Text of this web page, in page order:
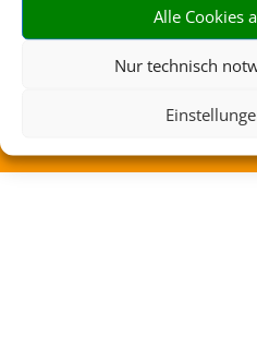
Alle Cookies
Nur technisch